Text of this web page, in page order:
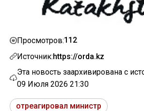
Просмотров:112
Источник:https://orda.kz
Эта новость заархивирована с
09 Июля 2026 21:30
отреагировал министр